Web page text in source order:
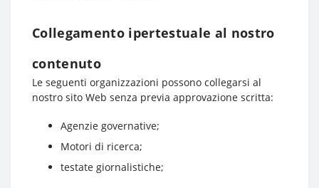
Collegamento ipertestuale al nostro
contenuto
Le seguenti organizzazioni possono collegarsi al
nostro sito Web senza previa approvazione scritta:
Agenzie governative;
Motori di ricerca;
testate giornalistiche;